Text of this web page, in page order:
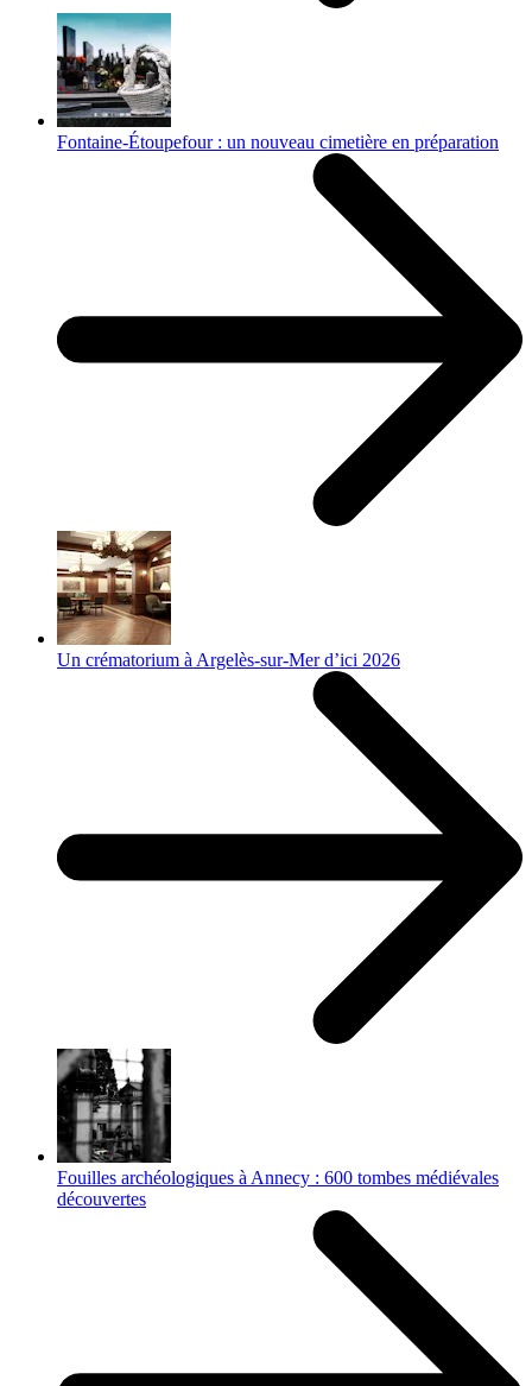
Fontaine-Étoupefour : un nouveau cimetière en préparation
Un crématorium à Argelès-sur-Mer d’ici 2026
Fouilles archéologiques à Annecy : 600 tombes médiévales
découvertes